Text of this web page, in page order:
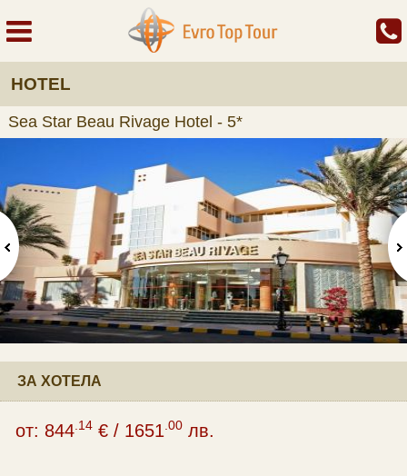
HOTEL
Sea Star Beau Rivage Hotel - 5*
ЗА ХОТЕЛА
от: 844 .14 € / 1651 .00 лв.